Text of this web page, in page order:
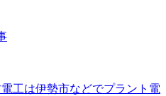
工は伊勢市などでプラント電